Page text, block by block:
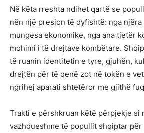
Në këta rreshta ndihet qartë se
nën një presion të dyfishtë: nga njëra
mungesa ekonomike, nga ana tjetër
mohimi i të drejtave kombëtare.
të ruanin identitetin e tyre, gjuhën,
drejtën për të qenë zot në tokën e
ngrihej aparati shtetëror me gjithë
Trakti e përshkruan këtë përpjekje si
vazhdueshme të popullit shqiptar